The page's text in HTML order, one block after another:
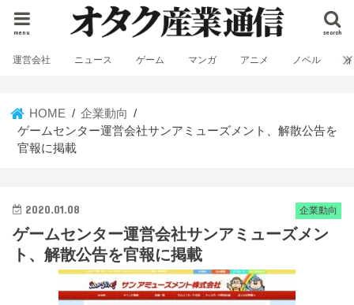
search
menu
運営会社 ニュース ゲーム マンガ アニメ ノベル
HOME
企業動向
ゲームセンター運営会社サンアミューズメント、解散公告を
官報に掲載
企業動向
2020.01.08
ゲームセンター運営会社サンアミューズメン
ト、解散公告を官報に掲載